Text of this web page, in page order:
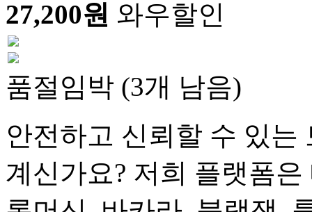
27,200원 와우할인
품절임박 (3개 남음)
안전하고 신뢰할 수 있는
계신가요? 저희 플랫폼